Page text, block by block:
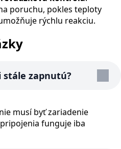
poruchu, pokles teploty
rýchlu reakciu.
stále zapnutú?
musí byť zariadenie
funguje iba